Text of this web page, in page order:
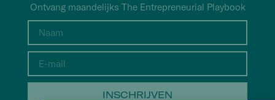
Ontvang maandelijks The Entrepreneurial Playbook
INSCHRIJVEN